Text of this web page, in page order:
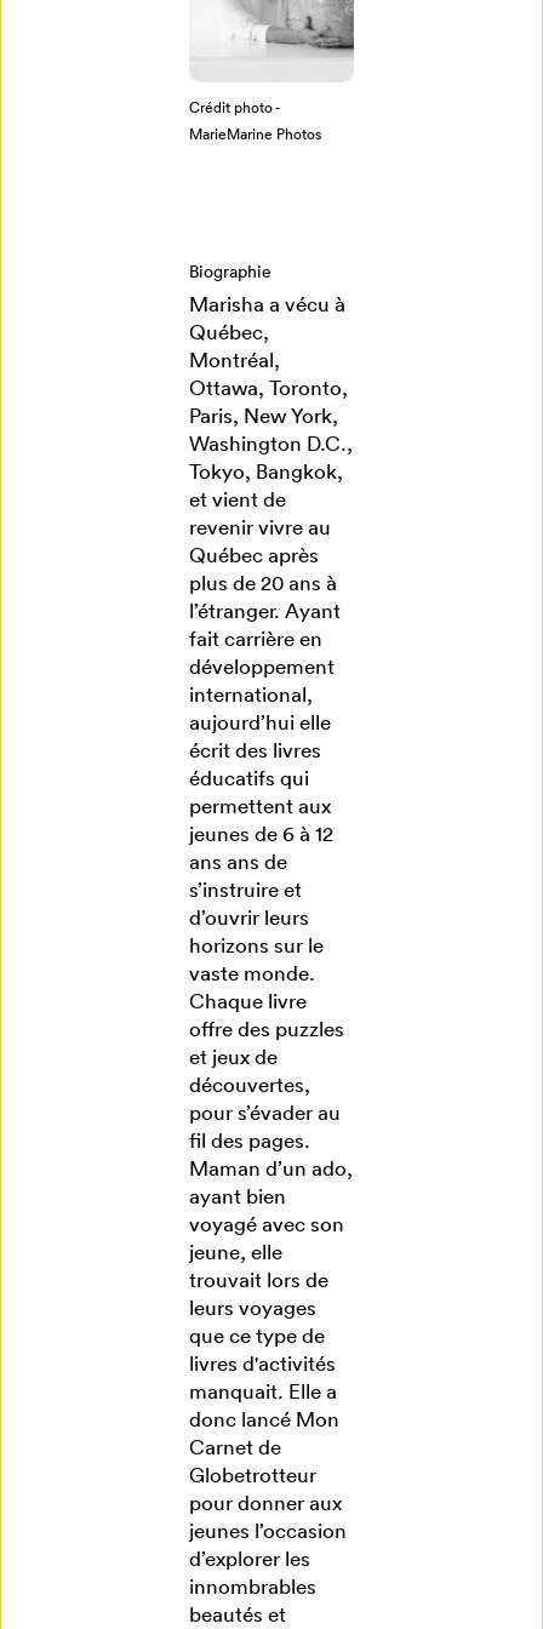
Crédit photo -
MarieMarine Photos
Biographie
Marisha a vécu à
Québec,
Montréal,
Ottawa, Toronto,
Paris, New York,
Washington D.C.,
Tokyo, Bangkok,
et vient de
revenir vivre au
Québec après
plus de 20 ans à
l’étranger. Ayant
fait carrière en
développement
international,
aujourd’hui elle
écrit des livres
éducatifs qui
permettent aux
jeunes de 6 à 12
ans ans de
s’instruire et
d’ouvrir leurs
horizons sur le
vaste monde.
Chaque livre
offre des puzzles
et jeux de
découvertes,
pour s’évader au
fil des pages.
Maman d’un ado,
ayant bien
voyagé avec son
jeune, elle
trouvait lors de
leurs voyages
que ce type de
livres d'activités
manquait. Elle a
donc lancé Mon
Carnet de
Globetrotteur
pour donner aux
jeunes l’occasion
d’explorer les
innombrables
beautés et
créez votre
profil Mon
Salon
Créer un
profil
Annuler